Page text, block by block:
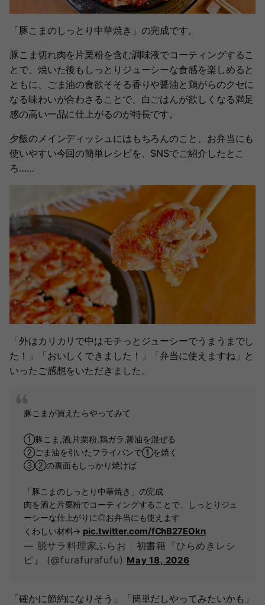
「豚こまのしっとり中華焼き」の完成です。
豚こま切れ肉を片栗粉を含む調味液でコーティングするこ
とで、焼いた後もしっとりジューシーな食感を楽しめると
ともに、ごま油の食欲そそる香りや醤油と鶏がらのクセに
なる味わいが合わさることで、白ごはんが欲しくなる満足
感の高い一品に仕上がるのが特長です。
夕飯のメインディッシュにはもちろんのこと、お弁当にも
使いやすい今回の簡単レシピを、SNSでご紹介したとこ
ろ……
「外はカリカリで中はモチっとジューシーでうまうまでし
た！」「おいしくできました！」「弁当に使えますね」と
いったご感想をいただきました。
豚こまが買えたらやってみて
①豚こま,酒,片栗粉,鶏ガラ,醤油を混ぜる
②ごま油を引いたフライパンで①を焼く
③②の裏面もしっかり焼けば
「豚こまのしっとり中華焼き」の完成
肉を酒と片栗粉でコーティングすることで、しっとりジュ
ーシーな仕上がりに◎お弁当にも使えます
くわしい材料→ pic.twitter.com/fChB27EOkn
— 脱サラ料理家ふらお┊初書籍『ひらめきレシ
ピ』 (@furafurafufu) May 18, 2026
「確かに節約になりそう」「簡単だしやってみたいかも」